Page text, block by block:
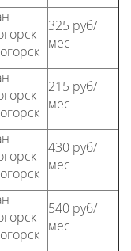
325 руб/
мес
215 руб/
мес
430 руб/
мес
540 руб/
мес